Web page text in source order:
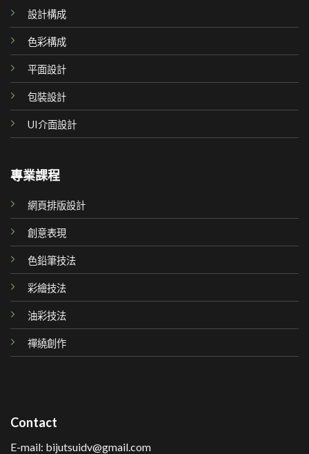
設計構成
色彩構成
平面設計
包裝設計
UI介面設計
專業課程
網頁排版設計
創意表現
色鉛筆技法
彩繪技法
油彩技法
禪繞創作
Contact
E-mail: bijutsuidv@gmail.com